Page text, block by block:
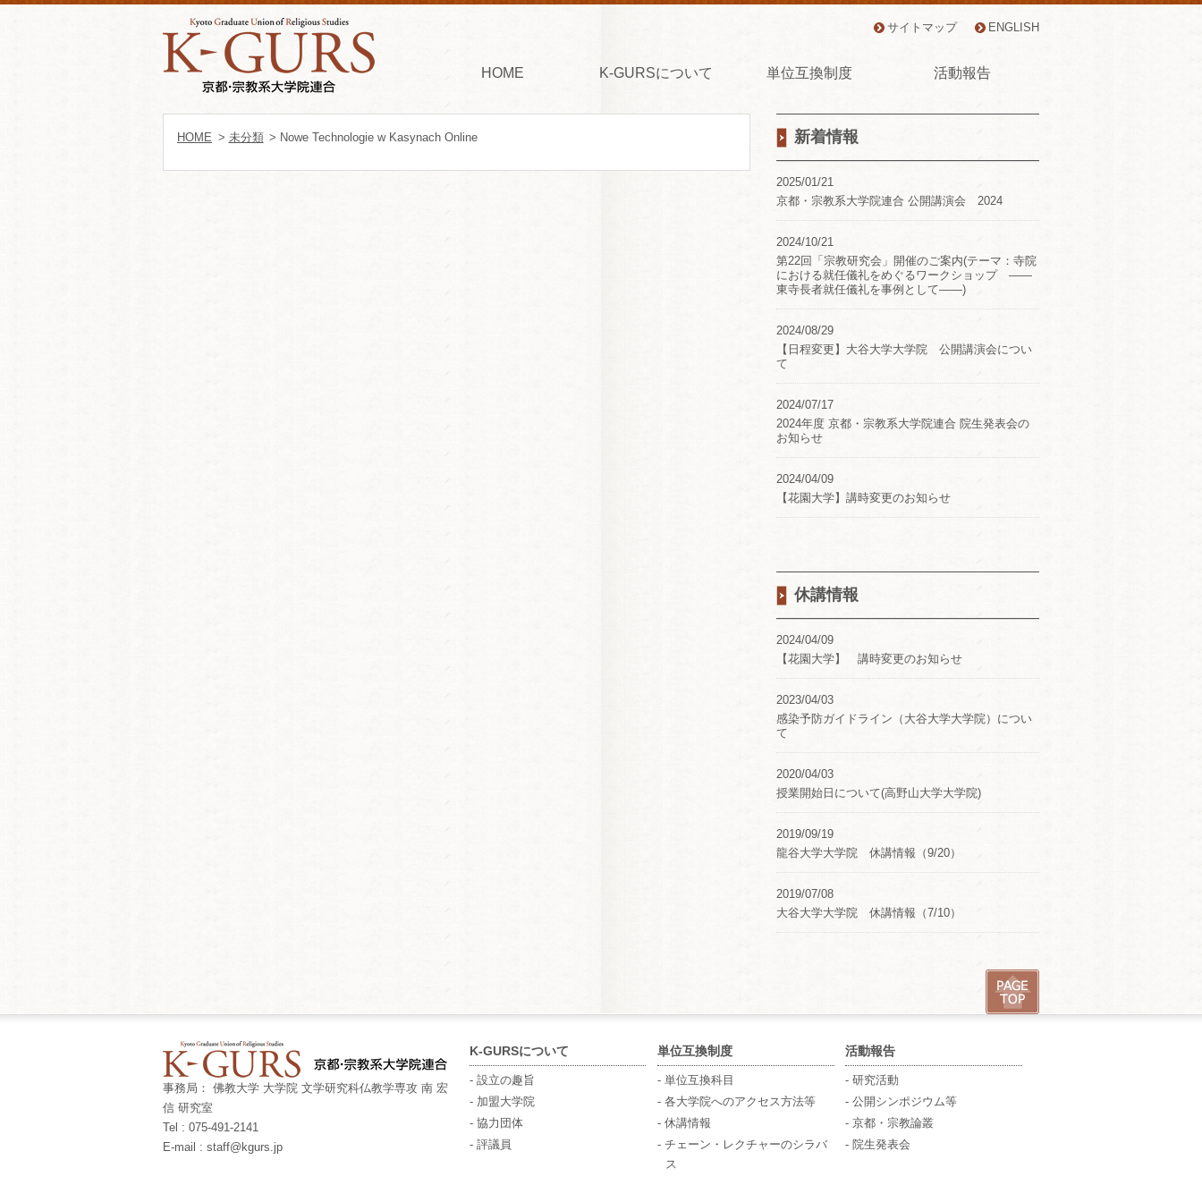
サイトマップ ENGLISH
HOME K-GURSについて 単位互換制度 活動報告
新着情報
2025/01/21
京都・宗教系大学院連合 公開講演会 2024
2024/10/21
第22回「宗教研究会」開催のご案内(テーマ：寺院
における就任儀礼をめぐるワークショップ ――
東寺長者就任儀礼を事例として――)
2024/08/29
【日程変更】大谷大学大学院 公開講演会につい
て
2024/07/17
2024年度 京都・宗教系大学院連合 院生発表会の
お知らせ
2024/04/09
【花園大学】講時変更のお知らせ
休講情報
2024/04/09
【花園大学】 講時変更のお知らせ
2023/04/03
感染予防ガイドライン（大谷大学大学院）につい
て
2020/04/03
授業開始日について(高野山大学大学院)
2019/09/19
龍谷大学大学院 休講情報（9/20）
2019/07/08
大谷大学大学院 休講情報（7/10）
HOME > 未分類 > Nowe Technologie w Kasynach Online
事務局： 佛教大学 大学院 文学研究科仏教学専攻 南 宏
信 研究室
Tel : 075-491-2141
E-mail : staff@kgurs.jp
K-GURSについて
- 設立の趣旨
- 加盟大学院
- 協力団体
- 評議員
単位互換制度
- 単位互換科目
- 各大学院へのアクセス方法等
- 休講情報
- チェーン・レクチャーのシラバ
ス
活動報告
- 研究活動
- 公開シンポジウム等
- 京都・宗教論叢
- 院生発表会